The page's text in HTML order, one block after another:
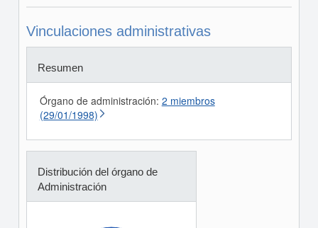
Vinculaciones administrativas
Resumen
Órgano de administración: 2 miembros
(29/01/1998)
Distribución del órgano de
Administración